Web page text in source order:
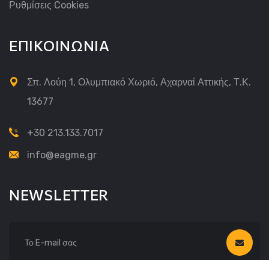
Ρυθμίσεις Cookies
ΕΠΙΚΟΙΝΩΝΙΑ
Σπ. Λούη 1, Ολυμπιακό Χωριό, Αχαρναί Αττικής, Τ.Κ.
13677
+30 213.133.7017
info@eagme.gr
NEWSLETTER